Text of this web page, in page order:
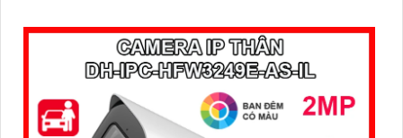
phương tiện, kết hợp với tính năng đàm thoại hai chiều,
hỗ trợ khe thẻ nhớ lên đến 512GB đáp ứng hoàn hảo an